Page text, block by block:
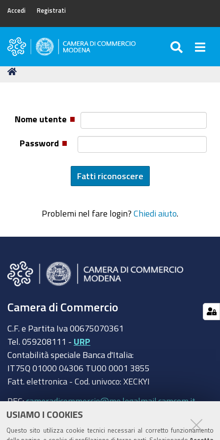
USIAMO I COOKIES
Questo sito utilizza cookie tecnici necessari al corretto funzionamento
Accedi Registrati
Camera
Commercio
Tu
Nome utente
Password
Problemi nel fare login? Chiedi aiuto
Camera di Commercio
C.F. e Partita Iva 00675070361
Tel. 059208111 - URP
Contabilità speciale Banca d'Italia:
IT75Q 01000 04306 TU00 0001 3855
Fatt. elettronica - Cod. univoco: XECKYI
PEC:cameradicommercio@mo.legalmail.camcom.it
Trasparenza